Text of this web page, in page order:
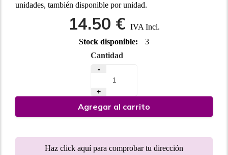
unidades, también disponible por unidad.
14.50 € IVA Incl.
Stock disponible:
3
Cantidad
-
+
Agregar al carrito
Haz click aquí para comprobar tu dirección